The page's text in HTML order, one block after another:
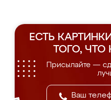
ЕСТЬ
ТОГО, ЧТО
Присылайте —